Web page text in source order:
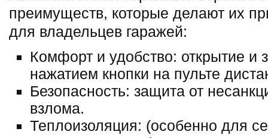
преимуществ, которые делают их
для владельцев гаражей:
Комфорт и удобство: открытие и
нажатием кнопки на пульте
Безопасность: защита от
взлома.
Теплоизоляция: (особенно для